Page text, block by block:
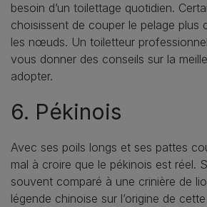
besoin d’un toilettage quotidien.
choisissent de couper le pelage plus
les nœuds. Un toiletteur
vous donner des conseils sur la
adopter.
6. Pékinois
Avec ses poils longs et ses pattes
mal à croire que le pékinois est réel.
souvent comparé à une crinière de
légende chinoise sur l’origine de